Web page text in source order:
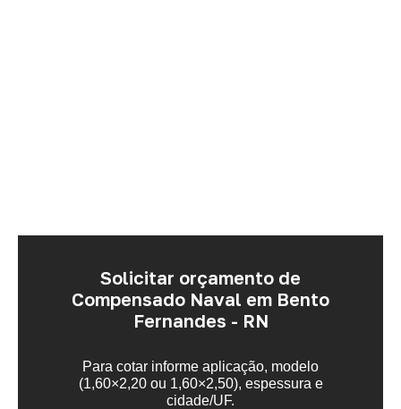
Solicitar orçamento de
Compensado Naval em Bento
Fernandes - RN
Para cotar informe aplicação, modelo
(1,60×2,20 ou 1,60×2,50), espessura e
cidade/UF.